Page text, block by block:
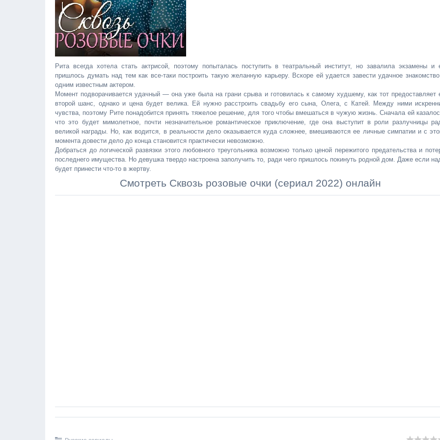
Рита всегда хотела стать актрисой, поэтому попыталась поступить в театральный институт, но завалила экзамены и
пришлось думать над тем как все-таки построить такую желанную карьеру. Вскоре ей удается завести удачное
одним известным актером.
Момент подворачивается удачный — она уже была на грани срыва и готовилась к самому худшему, как тот предоставляет
второй шанс, однако и цена будет велика. Ей нужно расстроить свадьбу его сына, Олега, с Катей. Между ними
чувства, поэтому Рите понадобится принять тяжелое решение, для того чтобы вмешаться в чужую жизнь. Сначала ей
что это будет мимолетное, почти незначительное романтическое приключение, где она выступит в роли разлучницы
великой награды. Но, как водится, в реальности дело оказывается куда сложнее, вмешиваются ее личные симпатии и с
момента довести дело до конца становится практически невозможно.
Добраться до логической развязки этого любовного треугольника возможно только ценой пережитого предательства и
последнего имущества. Но девушка твердо настроена заполучить то, ради чего пришлось покинуть родной дом. Даже если
будет принести что-то в жертву.
Смотреть Сквозь розовые очки (сериал 2022) онлайн